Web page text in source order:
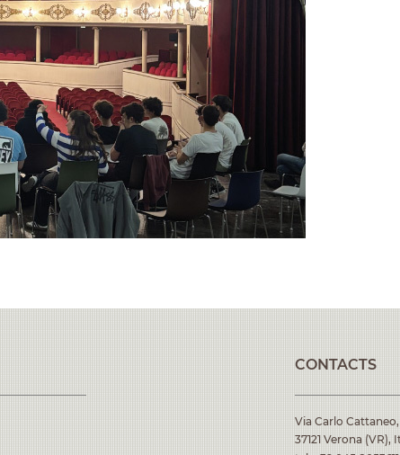
CONTACTS
Via Carlo
37121 Verona (VR),